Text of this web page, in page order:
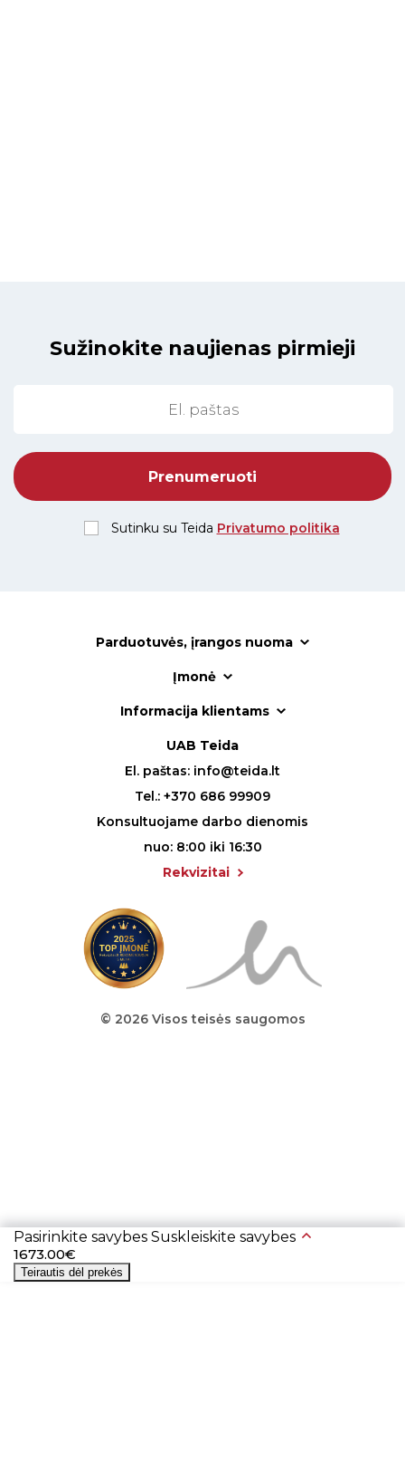
Sužinokite naujienas pirmieji
Sutinku su Teida Privatumo politika
Parduotuvės, įrangos nuoma
Įmonė
Informacija klientams
UAB Teida
El. paštas: info@teida.lt
Tel.: +370 686 99909
Konsultuojame darbo dienomis
nuo: 8:00 iki 16:30
Rekvizitai
© 2026 Visos teisės saugomos
Pasirinkite savybes Suskleiskite savybes
1673.00€
Teirautis dėl prekės